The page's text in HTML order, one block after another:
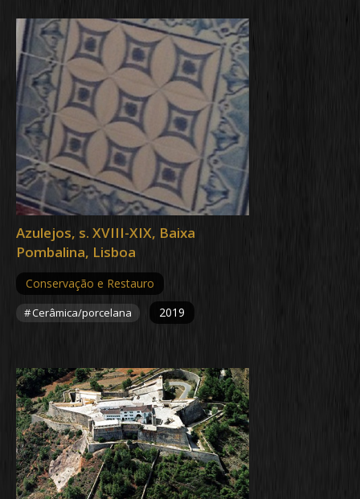
Azulejos, s. XVIII-XIX, Baixa
Pombalina, Lisboa
Conservação e Restauro
Cerâmica/porcelana 2019